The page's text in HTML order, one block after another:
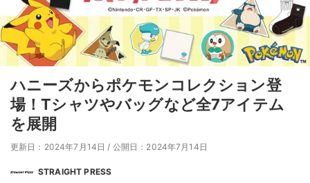
ハニーズからポケモンコレクション登
場！Tシャツやバッグなど全7アイテム
を展開
更新日：2024年7月14日 / 公開日：2024年7月14日
STRAIGHT PRESS